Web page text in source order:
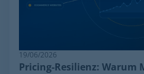
19/06/2026
Pricing-Resilienz: Warum